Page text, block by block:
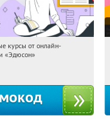
Получили:
курсы от онлайн-
«Эдюсон»